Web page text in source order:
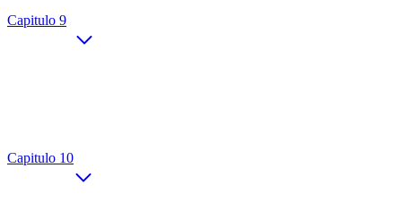
Capitulo 9
Capitulo 10